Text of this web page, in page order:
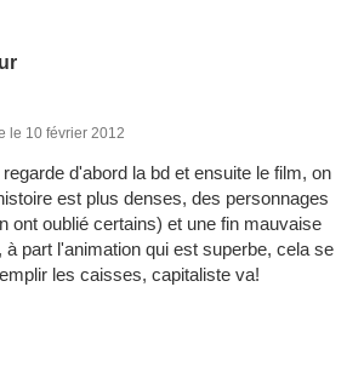
le 10 février 2012
d'abord la bd et ensuite le film, on
est plus denses, des personnages
ont oublié certains) et une fin mauvaise
à part l'animation qui est superbe, cela se
les caisses, capitaliste va!